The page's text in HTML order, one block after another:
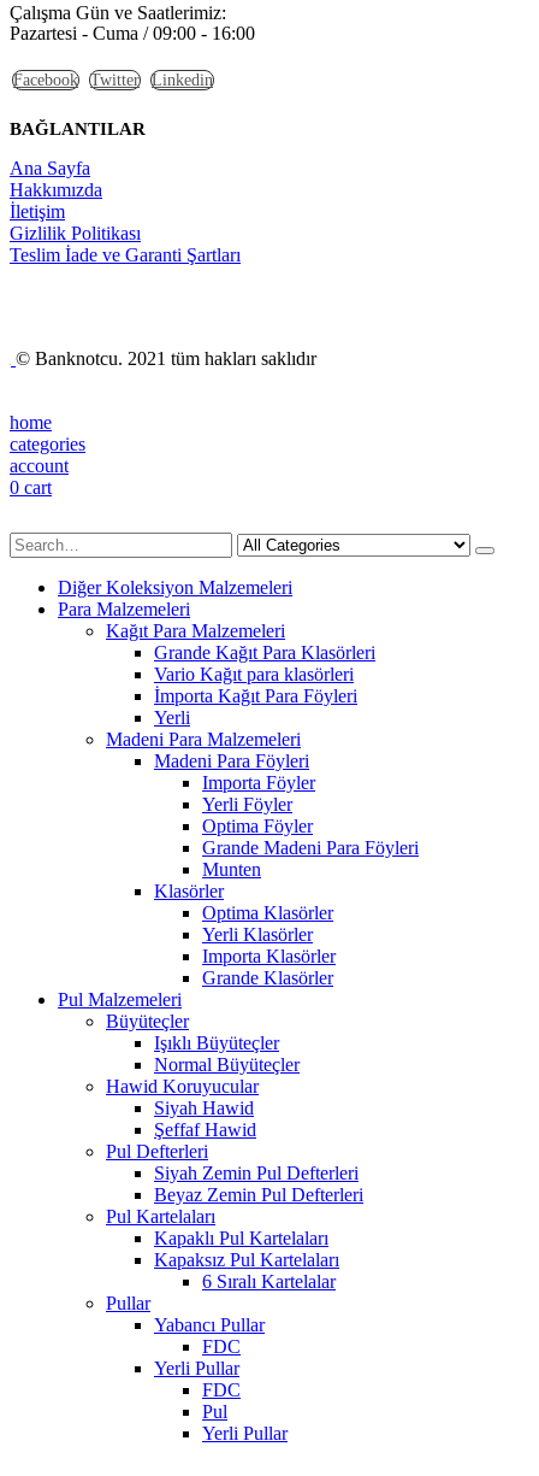
Çalışma Gün ve Saatlerimiz:
Pazartesi - Cuma / 09:00 - 16:00
Facebook Twitter Linkedin
BAĞLANTILAR
Ana Sayfa
Hakkımızda
İletişim
Gizlilik Politikası
Teslim İade ve Garanti Şartları
© Banknotcu. 2021 tüm hakları saklıdır
home
categories
account
0 cart
Diğer Koleksiyon Malzemeleri
Para Malzemeleri
Kağıt Para Malzemeleri
Grande Kağıt Para Klasörleri
Vario Kağıt para klasörleri
İmporta Kağıt Para Föyleri
Yerli
Madeni Para Malzemeleri
Madeni Para Föyleri
Importa Föyler
Yerli Föyler
Optima Föyler
Grande Madeni Para Föyleri
Munten
Klasörler
Optima Klasörler
Yerli Klasörler
Importa Klasörler
Grande Klasörler
Pul Malzemeleri
Büyüteçler
Işıklı Büyüteçler
Normal Büyüteçler
Hawid Koruyucular
Siyah Hawid
Şeffaf Hawid
Pul Defterleri
Siyah Zemin Pul Defterleri
Beyaz Zemin Pul Defterleri
Pul Kartelaları
Kapaklı Pul Kartelaları
Kapaksız Pul Kartelaları
6 Sıralı Kartelalar
Pullar
Yabancı Pullar
FDC
Yerli Pullar
FDC
Pul
Yerli Pullar